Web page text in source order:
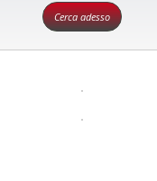
Cerca adesso